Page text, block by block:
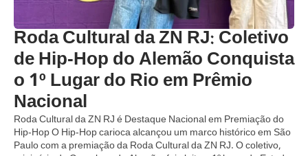
Roda Cultural da ZN RJ: Coletivo
de Hip-Hop do Alemão Conquista
o 1º Lugar do Rio em Prêmio
Nacional
Roda Cultural da ZN RJ é Destaque Nacional em Premiação do
Hip-Hop O Hip-Hop carioca alcançou um marco histórico em São
Paulo com a premiação da Roda Cultural da ZN RJ. O coletivo,